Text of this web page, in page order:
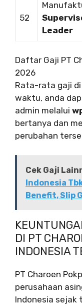
52
Leader
Daftar Gaji PT
2026
Rata-rata gaji
waktu, anda
admin melalui
bertanya dan
perubahan
Cek Gaji
Indonesia
Benefit, Slip
DI PT
INDONESIA
PT Charoen
perusahaan
Indonesia sejak